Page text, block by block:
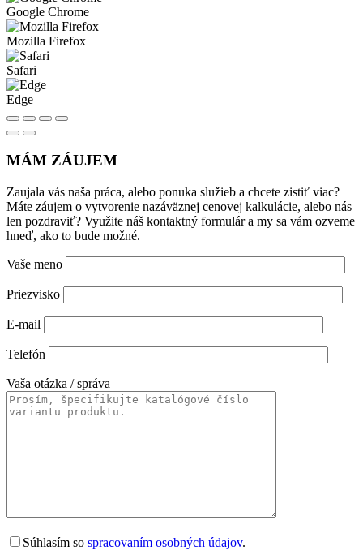
Google Chrome
Mozilla Firefox
Safari
Edge
MÁM ZÁUJEM
Zaujala vás naša práca, alebo ponuka služieb a chcete zistiť viac?
Máte záujem o vytvorenie nazáväznej cenovej kalkulácie, alebo nás
len pozdraviť? Využite náš kontaktný formulár a my sa vám ozveme
hneď, ako to bude možné.
Vaše meno
Priezvisko
E-mail
Telefón
Vaša otázka / správa
Súhlasím so spracovaním osobných údajov.